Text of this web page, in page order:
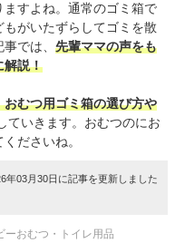
すよね。通常のゴミ箱で
がいたずらしてゴミを散
では、 先輩ママの声をも
解説！
むつ用ゴミ箱の選び方や
ていきます。おむつのにお
ださいね。
年03月30日に記事を更新しました
ーおむつ・トイレ用品